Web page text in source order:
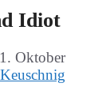
Idi­ot
Oktober